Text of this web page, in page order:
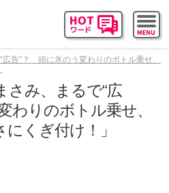
広告”？ 頭に氷のう変わりのボトル乗せ、
さみ、まるで“広
りのボトル乗せ、
くぎ付け！」